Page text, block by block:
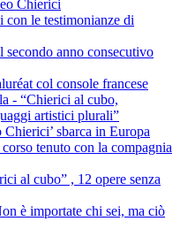
Chierici
con le testimonianze di
anno consecutivo
col console francese
- “Chierici al cubo,
artistici plurali”
sbarca in Europa
tenuto con la compagnia
al cubo” , 12 opere senza
è importate chi sei, ma ciò